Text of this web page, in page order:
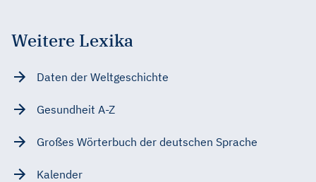
Weitere Lexika
Daten der Weltgeschichte
Gesundheit A-Z
Großes Wörterbuch der deutschen Sprache
Kalender